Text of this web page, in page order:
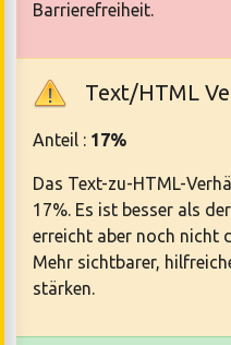
Barrierefreiheit.
Text/HTML
Anteil : 17%
Das Text-zu-HTML-
17%. Es ist besser als
erreicht aber noch nicht
Mehr sichtbarer,
stärken.